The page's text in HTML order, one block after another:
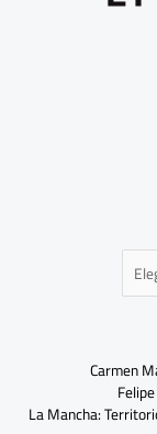
Carmen
La Mancha: